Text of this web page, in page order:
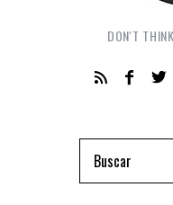
DON'T